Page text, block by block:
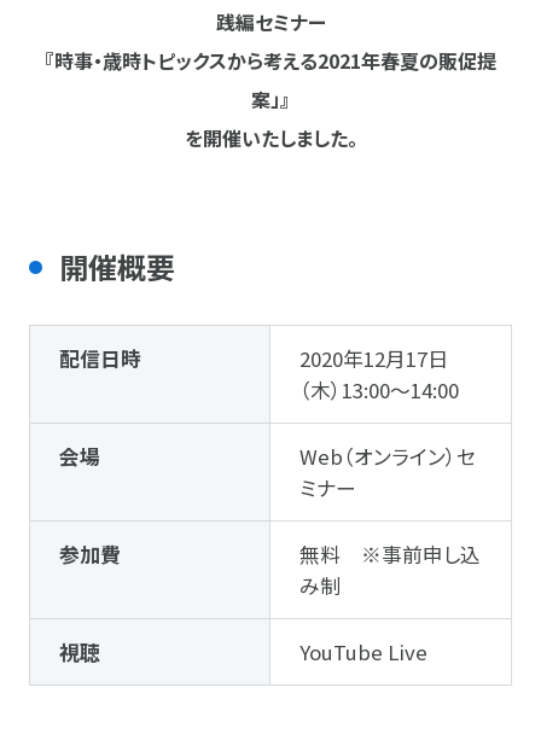
践編セミナー
『時事・歳時トピックスから考える2021年春夏の販促提
案」』
を開催いたしました。
開催概要
配信日時
2020年12月17日
（木）13:00～14:00
会場
Web（オンライン）セ
ミナー
参加費
無料 ※事前申し込
み制
視聴 YouTube Live